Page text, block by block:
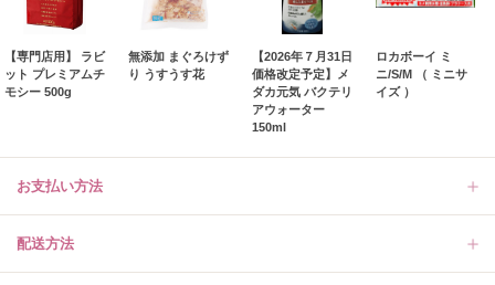
【専門店用】 ラビ
ット プレミアムチ
モシー 500g
無添加 まぐろけず
り うすうす花
【2026年７月31日
価格改定予定】メ
ダカ元気 バクテリ
アウォーター
150ml
ロカボーイ ミ
ニ/S/M （ ミニサ
イズ ）
お支払い方法
配送方法